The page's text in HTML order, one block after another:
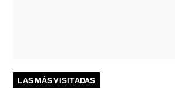
LAS MÁS VISITADAS